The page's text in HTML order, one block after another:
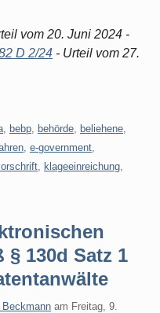
vom 20. Juni 2024 -
D 2/24 - Urteil vom 27.
bebp behörde beliehene
e-government
klageeinreichung
130d Satz 1
Beckmann am Freitag, 9.